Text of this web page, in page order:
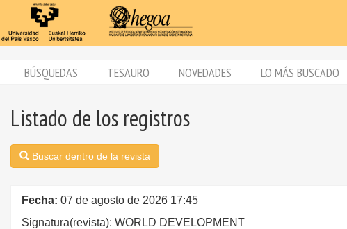
BÚSQUEDAS TESAURO NOVEDADES LO MÁS BUSCADO
Listado de los registros
Buscar dentro de la revista
Fecha: 07 de agosto de 2026 17:45
Signatura(revista): WORLD DEVELOPMENT